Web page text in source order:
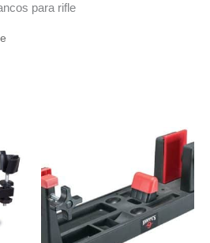
para rifle